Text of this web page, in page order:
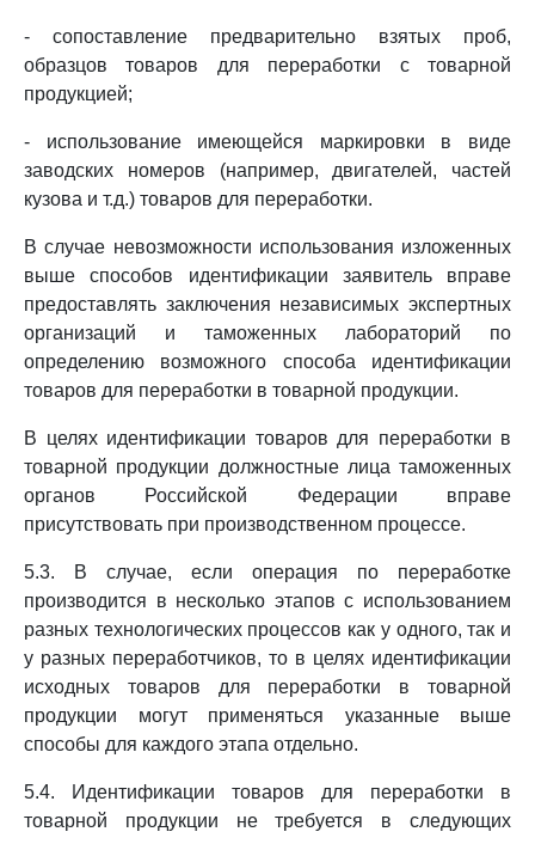
- сопоставление предварительно взятых проб,
образцов товаров для переработки с товарной
продукцией;
- использование имеющейся маркировки в виде
заводских номеров (например, двигателей, частей
кузова и т.д.) товаров для переработки.
В случае невозможности использования изложенных
выше способов идентификации заявитель вправе
предоставлять заключения независимых экспертных
организаций и таможенных лабораторий по
определению возможного способа идентификации
товаров для переработки в товарной продукции.
В целях идентификации товаров для переработки в
товарной продукции должностные лица таможенных
органов Российской Федерации вправе
присутствовать при производственном процессе.
5.3. В случае, если операция по переработке
производится в несколько этапов с использованием
разных технологических процессов как у одного, так и
у разных переработчиков, то в целях идентификации
исходных товаров для переработки в товарной
продукции могут применяться указанные выше
способы для каждого этапа отдельно.
5.4. Идентификации товаров для переработки в
товарной продукции не требуется в следующих